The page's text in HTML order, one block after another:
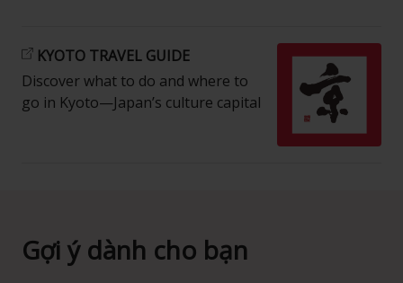
KYOTO TRAVEL GUIDE
Discover what to do and where to
go in Kyoto—Japan’s culture capital
Gợi ý dành cho bạn